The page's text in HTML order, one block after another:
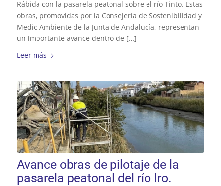
Rábida con la pasarela peatonal sobre el río Tinto. Estas
obras, promovidas por la Consejería de Sostenibilidad y
Medio Ambiente de la Junta de Andalucía, representan
un importante avance dentro de […]
Leer más
Avance obras de pilotaje de la
pasarela peatonal del río Iro.